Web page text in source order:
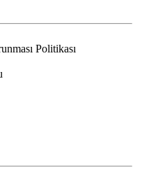
Politikası